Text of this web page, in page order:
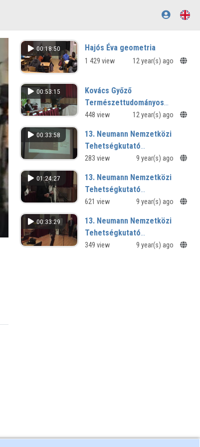
00:18:50 Hajós Éva geometria
1 429 view 12 year(s) ago
00:53:15
Kovács Győző
Természettudományos
Diáklaborának ünnepélyes
egybekötött átadása
448 view 12 year(s) ago
00:33:58
13. Neumann Nemzetközi
Tehetségkutató
Programtermék Verseny - 3.
283 view 9 year(s) ago
01:24:27
13. Neumann Nemzetközi
Tehetségkutató
Programtermék Verseny - 2.
621 view 9 year(s) ago
00:33:29
13. Neumann Nemzetközi
Tehetségkutató
Programtermék Verseny -
349 view 9 year(s) ago